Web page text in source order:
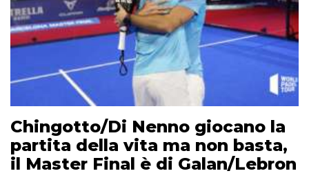
Chingotto/Di Nenno giocano la
partita della vita ma non basta,
il Master Final è di Galan/Lebron